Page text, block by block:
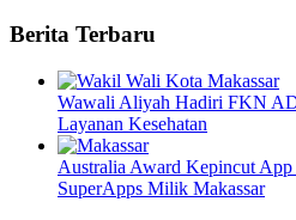
Berita Terbaru
Wawali Aliyah Hadiri FKN
Layanan Kesehatan
Australia Award Kepincut
SuperApps Milik Makassar